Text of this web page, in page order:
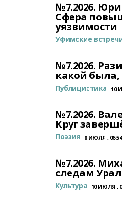
№7.2026.
Сфера
уязвимости
Уфимские
№7.2026.
какой была,
Публицистика 10
№7.2026.
Круг
Поэзия 8 ИЮЛЯ , 06:54
№7.2026.
следам
Культура 10 ИЮЛЯ ,